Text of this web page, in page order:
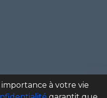
à votre vie